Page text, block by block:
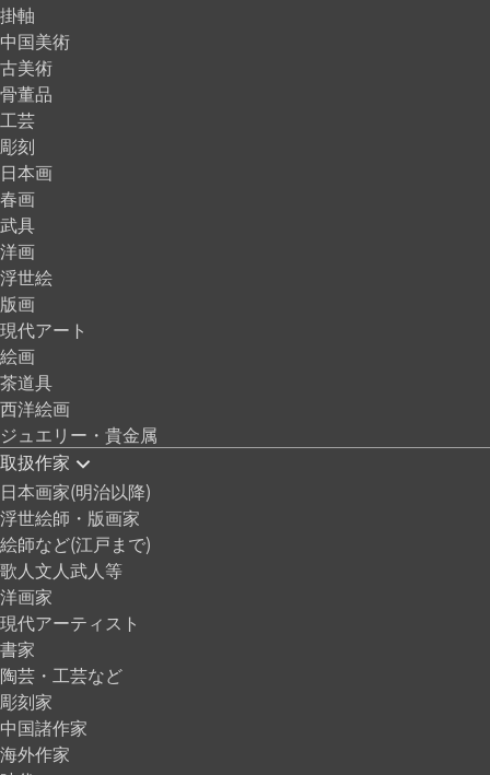
掛軸
中国美術
古美術
骨董品
工芸
彫刻
日本画
春画
武具
洋画
浮世絵
版画
現代アート
絵画
茶道具
西洋絵画
ジュエリー・貴金属
取扱作家
日本画家(明治以降)
浮世絵師・版画家
絵師など(江戸まで)
歌人文人武人等
洋画家
現代アーティスト
書家
陶芸・工芸など
彫刻家
中国諸作家
海外作家